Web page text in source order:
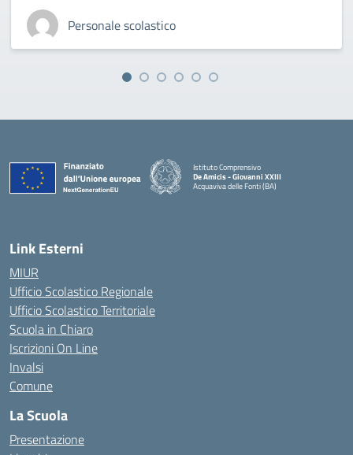
Personale scolastico
Istituto Comprensivo
De Amicis - Giovanni XXIII
Acquaviva delle Fonti (BA)
— Visita la pagina iniziale della scuola
Link Esterni
MIUR
Ufficio Scolastico Regionale
Ufficio Scolastico Territoriale
Scuola in Chiaro
Iscrizioni On Line
Invalsi
Comune
La Scuola
Presentazione